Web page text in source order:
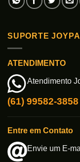
SUPORTE
ATENDIMENTO
Atendimento
(61) 99582-3858
Entre em Contato
Envie um E-